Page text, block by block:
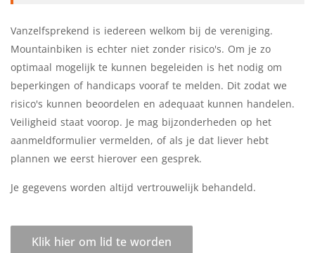
Vanzelfsprekend is iedereen welkom bij de vereniging.
Mountainbiken is echter niet zonder risico's. Om je zo
optimaal mogelijk te kunnen begeleiden is het nodig om
beperkingen of handicaps vooraf te melden. Dit zodat we
risico's kunnen beoordelen en adequaat kunnen handelen.
Veiligheid staat voorop. Je mag bijzonderheden op het
aanmeldformulier vermelden, of als je dat liever hebt
plannen we eerst hierover een gesprek.
Je gegevens worden altijd vertrouwelijk behandeld.
Klik hier om lid te worden